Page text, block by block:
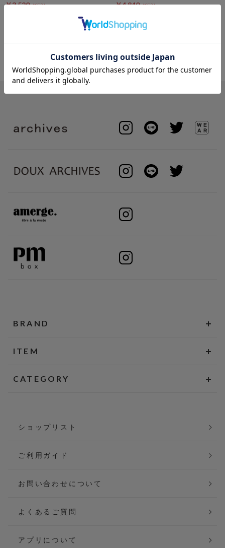
￥3,520 60％OFF ￥4,840 60％OFF
BRAND
ITEM
CATEGORY
ショップリスト
ご利用ガイド
お問い合わせについて
よくあるご質問
アプリについて